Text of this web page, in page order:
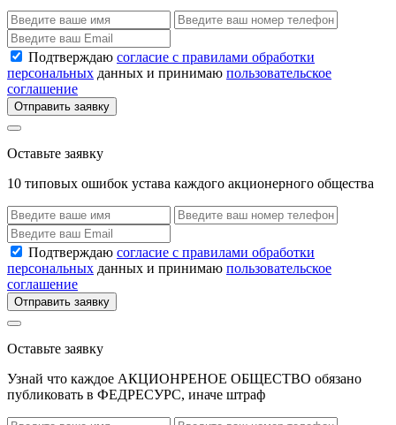
Подтверждаю согласие с правилами обработки
персональных данных и принимаю пользовательское
соглашение
Отправить заявку
Оставьте заявку
10 типовых ошибок устава каждого акционерного общества
Подтверждаю согласие с правилами обработки
персональных данных и принимаю пользовательское
соглашение
Отправить заявку
Оставьте заявку
Узнай что каждое АКЦИОНРЕНОЕ ОБЩЕСТВО обязано
публиковать в ФЕДРЕСУРС, иначе штраф